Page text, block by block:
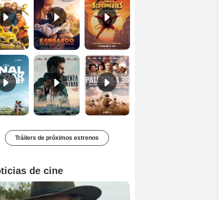
El final de Oak Street Tráiler Cuentra atrás Tráiler Palestina 36 Tráiler VOSE
Tráilers de próximos estrenos
de cine